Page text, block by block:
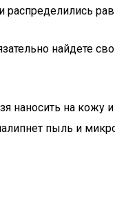
найдете
наносить на
пыль и